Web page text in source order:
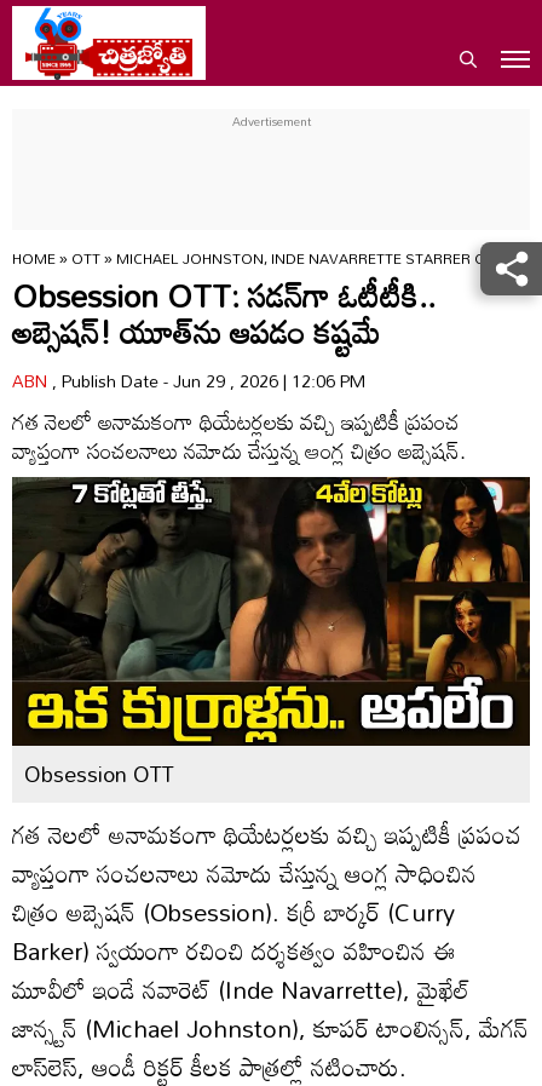
HOME»OTT»MICHAEL JOHNSTON, INDE NAVARRETTE STARRER
Obsession OTT: స‌డ‌న్‌గా ఓటీటీకి..
అబ్సెషన్! యూత్‌ను ఆప‌డం క‌ష్ట‌మే
ABN, Publish Date - Jun 29 , 2026 | 12:06 PM
గ‌త నెల‌లో అనామ‌కంగా థియేట‌ర్ల‌ల‌కు వ‌చ్చి ఇప్ప‌టికీ ప్ర‌పంచ
వ్యాప్తంగా సంచ‌ల‌నాలు న‌మోదు చేస్తున్న ఆంగ్ల చిత్రం అబ్సెషన్.
Obsession OTT
గ‌త నెల‌లో అనామ‌కంగా థియేట‌ర్ల‌ల‌కు వ‌చ్చి ఇప్ప‌టికీ ప్ర‌పంచ
వ్యాప్తంగా సంచ‌ల‌నాలు న‌మోదు చేస్తున్న ఆంగ్ల సాధించిన
చిత్రం అబ్సెషన్ (Obsession). క‌ర్రీ బార్క‌ర్ (Curry
Barker) స్వ‌యంగా ర‌చించి ద‌ర్శ‌క‌త్వం వ‌హించిన ఈ
మూవీలో ఇండే నవారెట్ (Inde Navarrette), మైఖేల్
జాన్స్టన్ (Michael Johnston), కూపర్ టాంలిన్సన్, మేగన్
లాస్‌లెస్, ఆండీ రిక్టర్ కీల‌క పాత్ర‌ల్లో న‌టించారు.